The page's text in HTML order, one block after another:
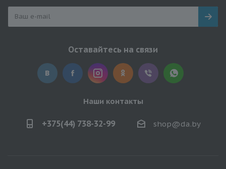
Оставайтесь на связи
Наши контакты
+375(44) 738-32-99 shop@da.by